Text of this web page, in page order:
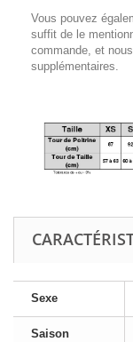
Vous pouvez
suffit de le
commande, et
supplémentaires.
Sexe
Saison